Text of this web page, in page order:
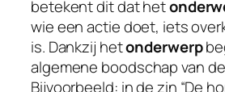
betekent dit dat het
wie een actie doet, iets
is. Dankzij hetonderwerp
algemene boodschap van
Bijvoorbeeld: in de zin “De